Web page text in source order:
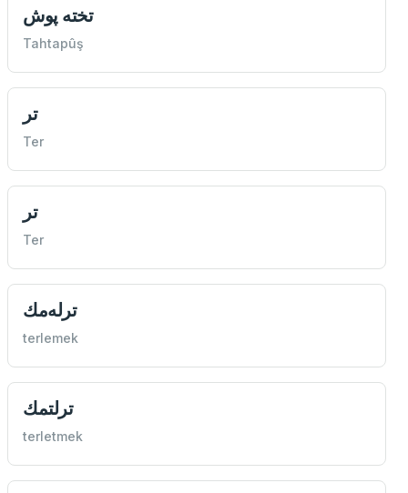
تخته پوش
Tahtapûş
تر
Ter
تر
Ter
ترله‌مك
terlemek
ترلتمك
terletmek